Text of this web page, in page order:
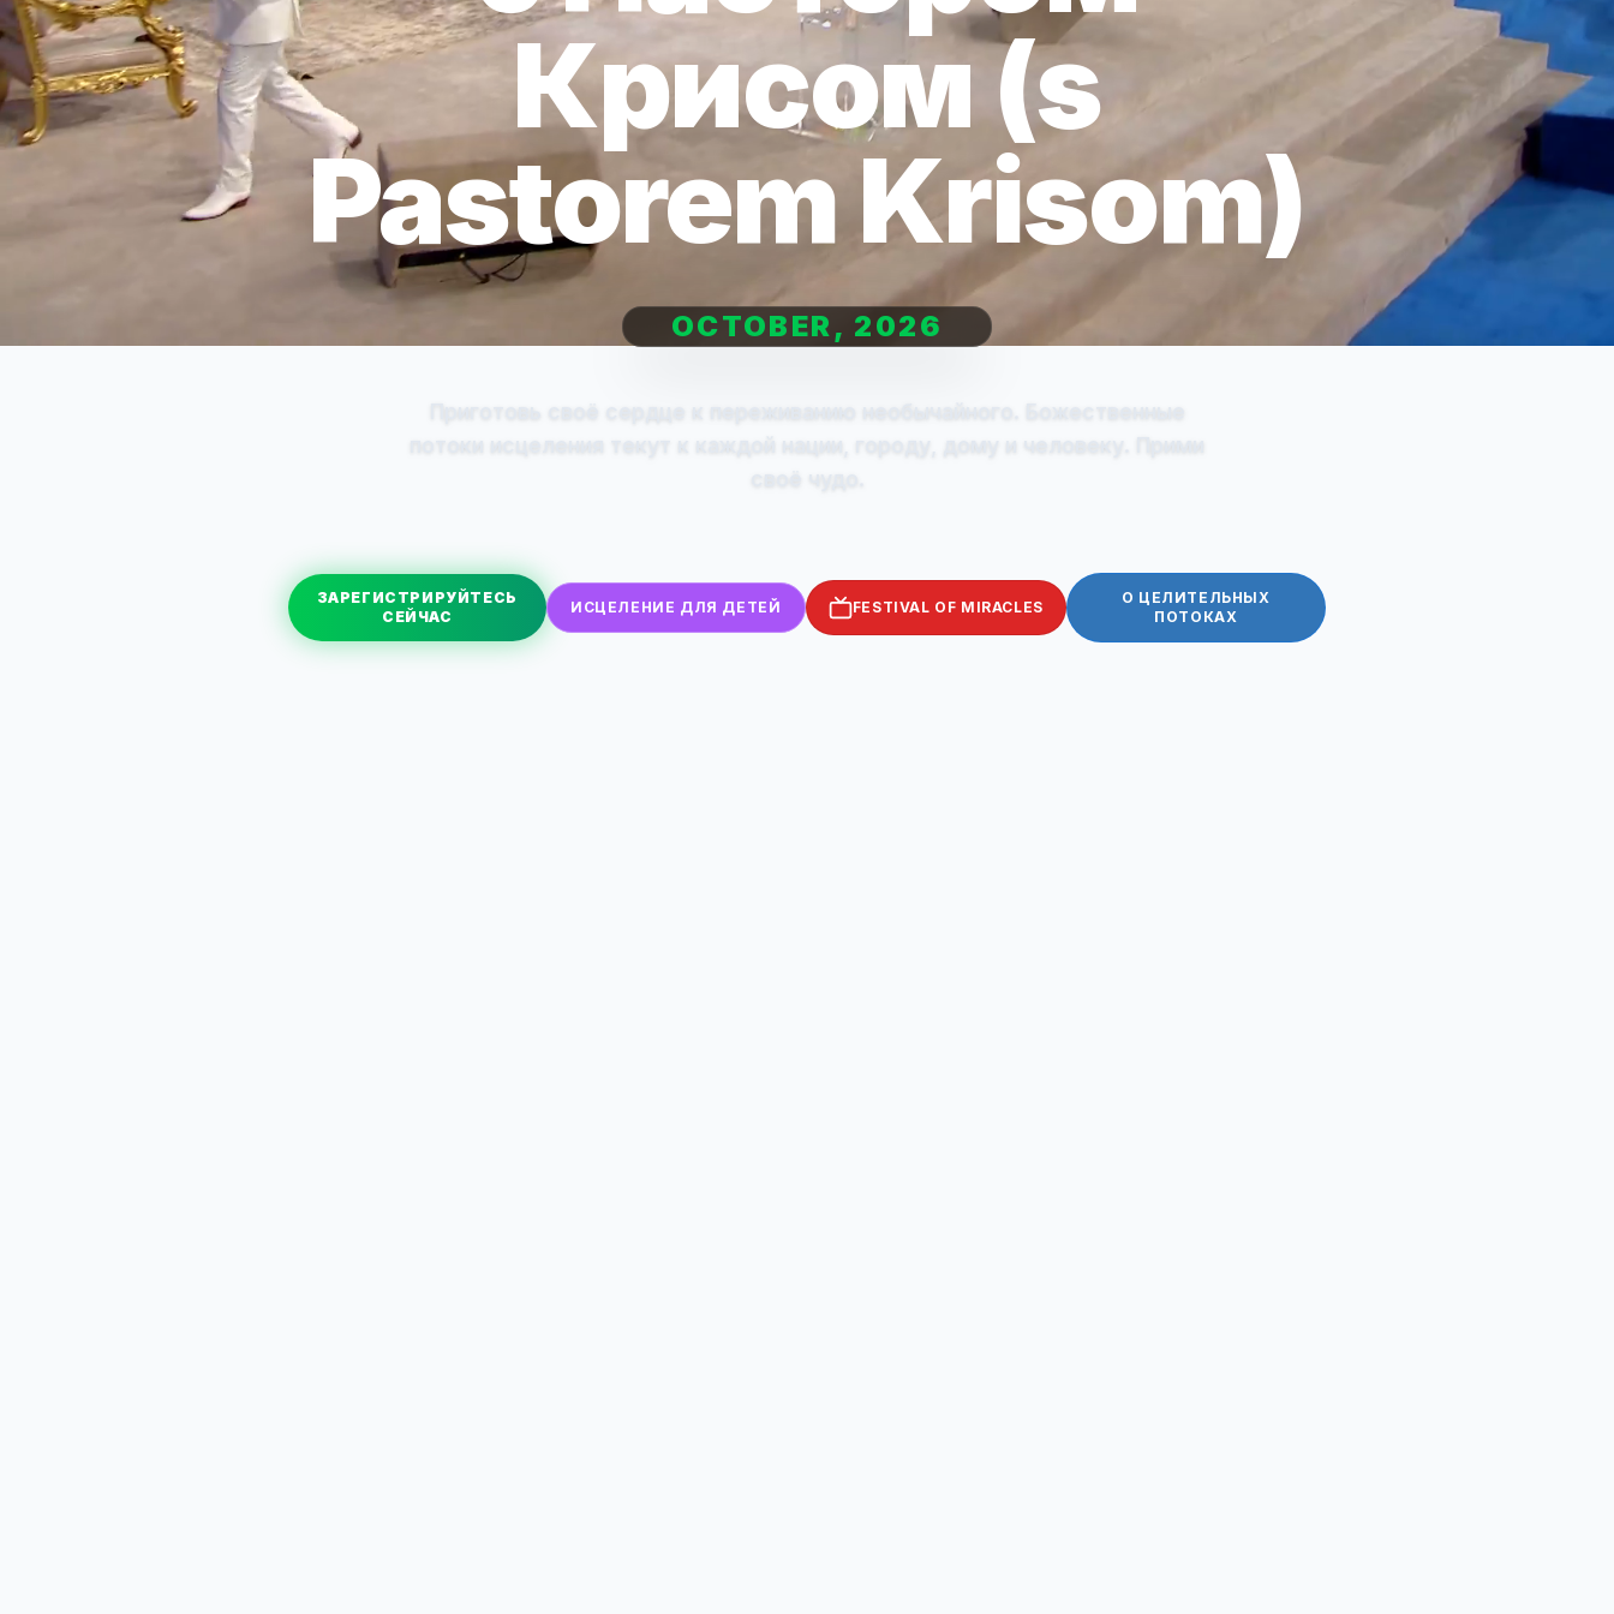
Крисом (s
Pastorem Krisom)
OCTOBER, 2026
Приготовь своё сердце к переживанию необычайного. Божественные
потоки исцеления текут к каждой нации, городу, дому и человеку. Прими
ЗАРЕГИСТРИРУЙТЕСЬ
СЕЙЧАС
ИСЦЕЛЕНИЕ ДЛЯ ДЕТЕЙ FESTIVAL OF MIRACLES
О ЦЕЛИТЕЛЬНЫХ
ПОТОКАХ